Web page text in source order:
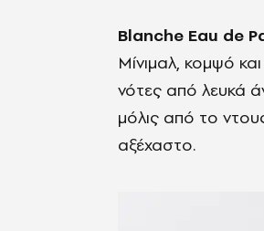
Blanche Eau de
Μίνιμαλ, κομψό
νότες από λευκά
μόλις από το
αξέχαστο.